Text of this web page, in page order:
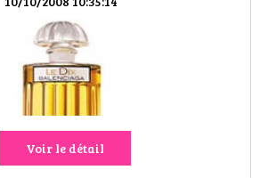
Voir le détail